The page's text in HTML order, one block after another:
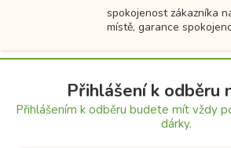
spokojenost zákazníka
místě, garance
Přihlášení k odběru
Přihlášením k odběru budete mít vždy
dárky.